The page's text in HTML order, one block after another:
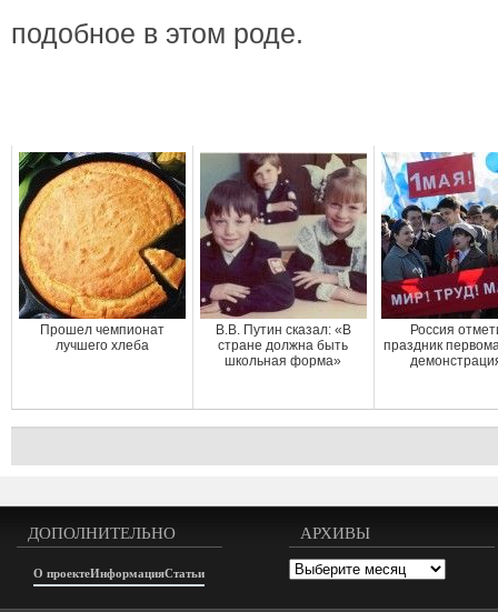
подобное в этом роде.
Прошел чемпионат
лучшего хлеба
В.В. Путин сказал: «В
стране должна быть
школьная форма»
Россия
праздник
ДОПОЛНИТЕЛЬНО
О проектеИнформацияСтатьи
АРХИВЫ
Архивы